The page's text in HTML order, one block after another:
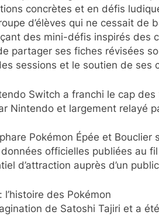
concrètes et en défis
d’élèves qui ne cessait de
des mini-défis inspirés des
partager ses fiches révisées
sessions et le soutien de ses
Switch a franchi le cap des
Nintendo et largement relayé
Pokémon Épée et Bouclier
données officielles publiées au
d’attraction auprès d’un
des Pokémon
de Satoshi Tajiri et a